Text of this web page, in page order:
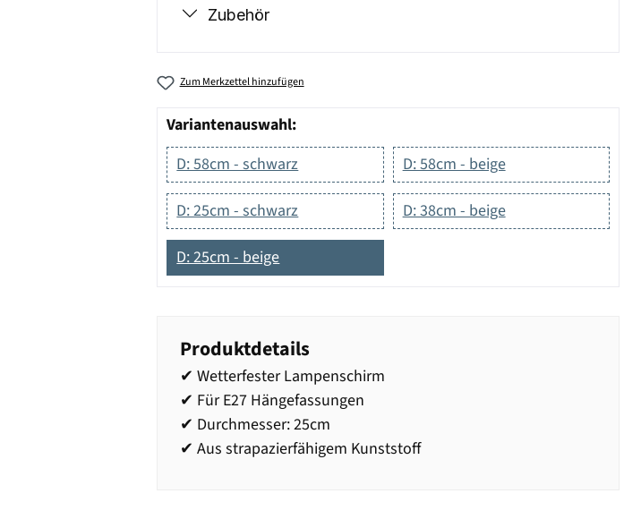
Zubehör
Zum Merkzettel hinzufügen
Variantenauswahl:
D: 58cm - schwarz
D: 58cm - beige
D: 25cm - schwarz D: 38cm - beige
D: 25cm - beige
Produktdetails
✔ Wetterfester Lampenschirm
✔ Für E27 Hängefassungen
✔ Durchmesser: 25cm
✔ Aus strapazierfähigem Kunststoff